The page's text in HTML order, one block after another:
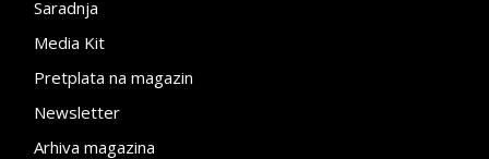
Saradnja
Media Kit
Pretplata na magazin
Newsletter
Arhiva magazina